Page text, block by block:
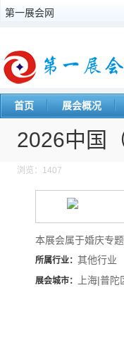
第一展会网
首页 展会概况
2026中国
浏览：1407
本展会属于婚庆专题
所属行业： 其他行业
展会城市： 上海|普陀